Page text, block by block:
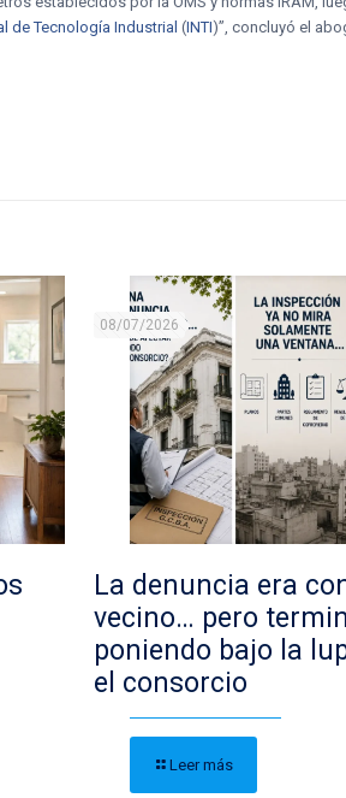
de Tecnología Industrial (INTI)”, concluyó el
08/07/2026
La denuncia era
vecino… pero
poniendo bajo la
el consorcio
Leer más